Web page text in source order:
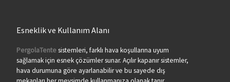
Esneklik ve Kullanım Alanı
PergolaTentesistemleri, farklı hava koşullarına uyum
sağlamak için esnek çözümler sunar. Açılır kapanır sistemler,
hava durumuna göre ayarlanabilir ve bu sayede dış